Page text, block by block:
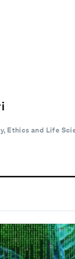
Ethics and Life